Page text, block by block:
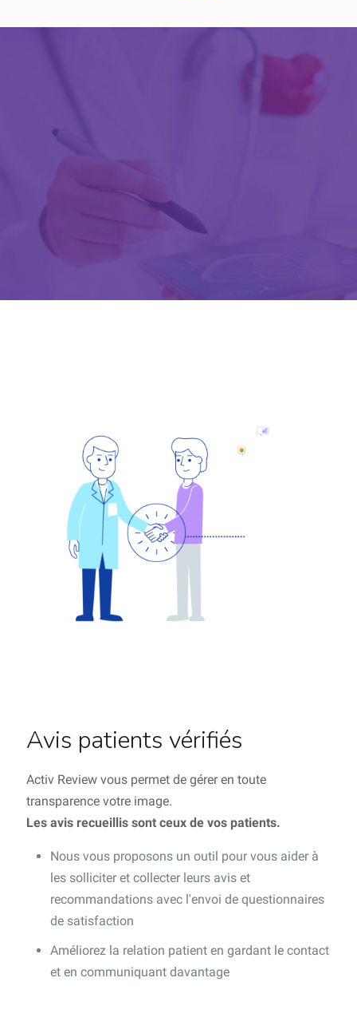
Avis patients vérifiés
Activ Review vous permet de gérer en toute
transparence votre image.
Les avis recueillis sont ceux de vos patients.
Nous vous proposons un outil pour vous aider à
les solliciter et collecter leurs avis et
recommandations avec l'envoi de questionnaires
de satisfaction
Améliorez la relation patient en gardant le contact
et en communiquant davantage